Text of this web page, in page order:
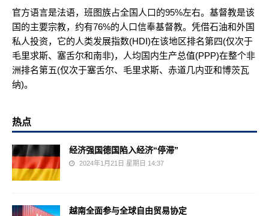
官方语言是法语，班图族占全国人口的95%左右。基督教是该
国的主要宗教，约有76%的人口信奉基督教。凭借石油和外国
私人投资，它的人类发展指数(HDI)在该地区排名第四(仅次于
毛里求斯、塞舌尔和南非)，人均国内生产总值(PPP)在整个非
洲排名第五(仅次于塞舌尔、毛里求斯、赤道几内亚和博茨瓦
纳)。
热点
经济强国德国陷入经济“停滞”
2024年1月21日 星期日 14:37
越南全面参与全球自由贸易协定